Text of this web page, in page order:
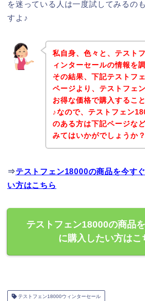
を迷っている人は一度試してみるの
すよ♪
私自身、色々と、テスト
ィンターセールの情報を
その結果、下記テストフ
ページより、テストフェ
お得な価格で購入するこ
♪なので、テストフェン
のある方は下記ページな
みてはいかがでしょうか？
⇒テストフェン18000の商品を今す
い方はこちら
テストフェン18000の商品
に購入したい方はこ
テストフェン18000ウィンターセール